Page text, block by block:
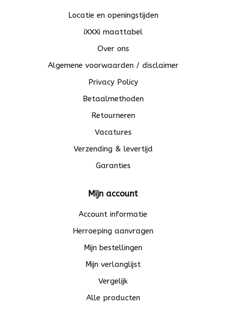
Locatie en openingstijden
iXXXi maattabel
Over ons
Algemene voorwaarden / disclaimer
Privacy Policy
Betaalmethoden
Retourneren
Vacatures
Verzending & levertijd
Garanties
Mijn account
Account informatie
Herroeping aanvragen
Mijn bestellingen
Mijn verlanglijst
Vergelijk
Alle producten